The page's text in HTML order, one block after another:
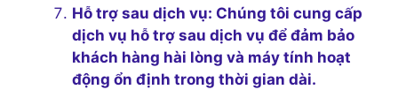
Hỗ trợ sau dịch vụ: Chúng tôi cung cấp
dịch vụ hỗ trợ sau dịch vụ để đảm bảo
khách hàng hài lòng và máy tính hoạt
động ổn định trong thời gian dài.